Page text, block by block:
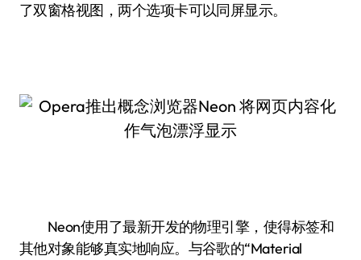
了双窗格视图，两个选项卡可以同屏显示。
Neon使用了最新开发的物理引擎，使得标签和
其他对象能够真实地响应。与谷歌的“Material